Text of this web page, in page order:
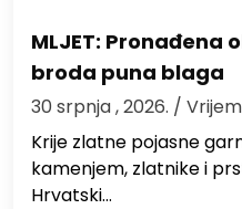
MLJET: Pronađena
broda puna blaga
30 srpnja , 2026. /
Krije zlatne pojasne
kamenjem, zlatnike i
Hrvatski…